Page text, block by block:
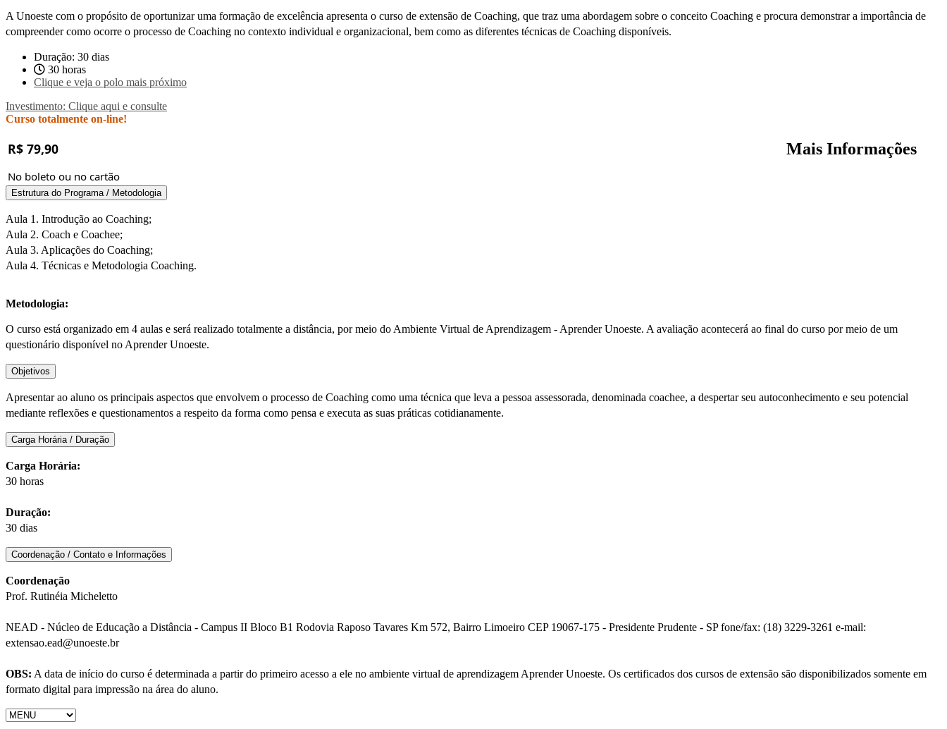
A Unoeste com o propósito de oportunizar uma formação de excelência apresenta o curso de extensão de Coaching, que traz uma abordagem sobre o conceito Coaching e procura demonstrar a importância de
compreender como ocorre o processo de Coaching no contexto individual e organizacional, bem como as diferentes técnicas de Coaching disponíveis.
Duração: 30 dias
30 horas
Clique e veja o polo mais próximo
Investimento: Clique aqui e consulte
Curso totalmente on-line!
R$ 79,90
No boleto ou no cartão
Mais Informações
Estrutura do Programa / Metodologia
Aula 1. Introdução ao Coaching;
Aula 2. Coach e Coachee;
Aula 3. Aplicações do Coaching;
Aula 4. Técnicas e Metodologia Coaching.
Metodologia:
O curso está organizado em 4 aulas e será realizado totalmente a distância, por meio do Ambiente Virtual de Aprendizagem - Aprender Unoeste. A avaliação acontecerá ao final do curso por meio de um
questionário disponível no Aprender Unoeste.
Objetivos
Apresentar ao aluno os principais aspectos que envolvem o processo de Coaching como uma técnica que leva a pessoa assessorada, denominada coachee, a despertar seu autoconhecimento e seu potencial
mediante reflexões e questionamentos a respeito da forma como pensa e executa as suas práticas cotidianamente.
Carga Horária / Duração
Carga Horária:
30 horas
Duração:
30 dias
Coordenação / Contato e Informações
Coordenação
Prof. Rutinéia Micheletto
NEAD - Núcleo de Educação a Distância - Campus II Bloco B1 Rodovia Raposo Tavares Km 572, Bairro Limoeiro CEP 19067-175 - Presidente Prudente - SP fone/fax: (18) 3229-3261 e-mail:
extensao.ead@unoeste.br
OBS: A data de início do curso é determinada a partir do primeiro acesso a ele no ambiente virtual de aprendizagem Aprender Unoeste. Os certificados dos cursos de extensão são disponibilizados somente em
formato digital para impressão na área do aluno.